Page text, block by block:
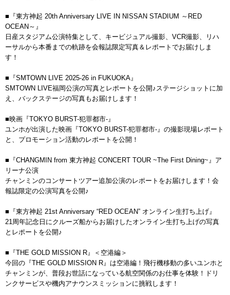
■『東方神起 20th Anniversary LIVE IN NISSAN STADIUM ～RED
OCEAN～』
日産スタジアム公演特集として、キービジュアル撮影、VCR撮影、リハ
ーサルから本番までの軌跡を会報誌限定写真＆レポートでお届けしま
す！
■『SMTOWN LIVE 2025-26 in FUKUOKA』
SMTOWN LIVE福岡公演の写真とレポートを公開♪ステージショットに加
え、バックステージの写真もお届けします！
■映画『TOKYO BURST-犯罪都市-』
ユンホが出演した映画『TOKYO BURST-犯罪都市-』の撮影現場レポート
と、プロモーション活動のレポートを公開！
■『CHANGMIN from 東方神起 CONCERT TOUR ~The First Dining~』ア
リーナ公演
チャンミンのコンサートツアー追加公演のレポートをお届けします！会
報誌限定の公演写真を公開♪
■『東方神起 21st Anniversary “RED OCEAN” オンライン生打ち上げ』
21周年記念日にクルーズ船からお届けしたオンライン生打ち上げの写真
とレポートを公開♪
■『THE GOLD MISSION R』＜空港編＞
今回の『THE GOLD MISSION R』は空港編！飛行機移動の多いユンホと
チャンミンが、普段お世話になっている航空関係のお仕事を体験！ドリ
ンクサービスや機内アナウンスミッションに挑戦します！